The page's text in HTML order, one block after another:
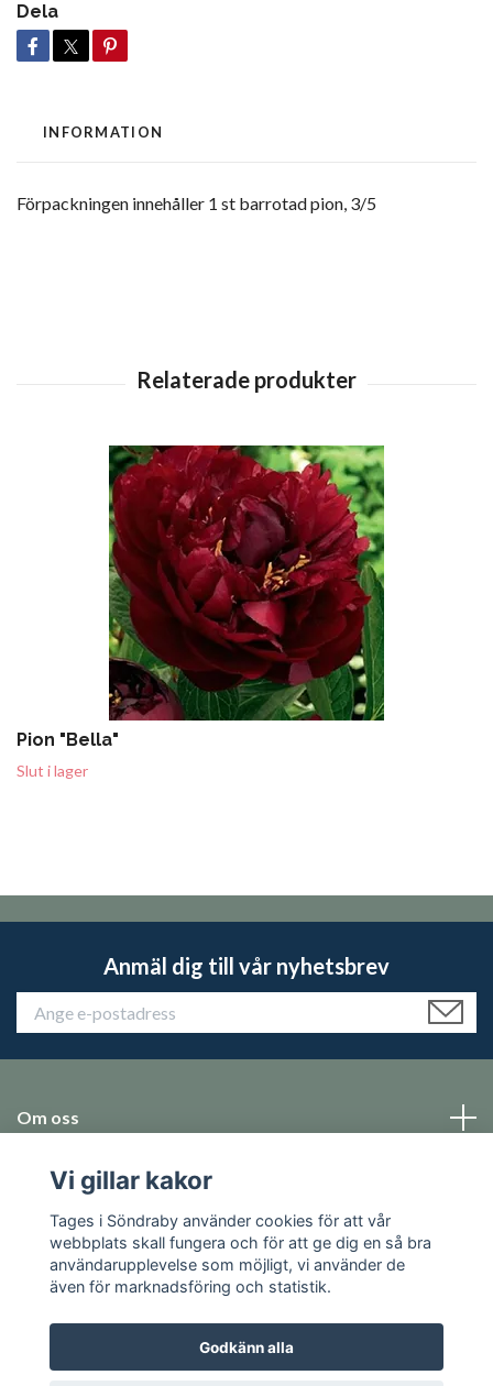
Dela
INFORMATION
Förpackningen innehåller 1 st barrotad pion, 3/5
Pion "Bella"
Slut i lager
Anmäl dig till vår nyhetsbrev
Om oss
Emballage
Sociala medier
Vi gillar kakor
Tages i Söndraby använder cookies för att vår
webbplats skall fungera och för att ge dig en så bra
användarupplevelse som möjligt, vi använder de
även för marknadsföring och statistik.
Godkänn alla